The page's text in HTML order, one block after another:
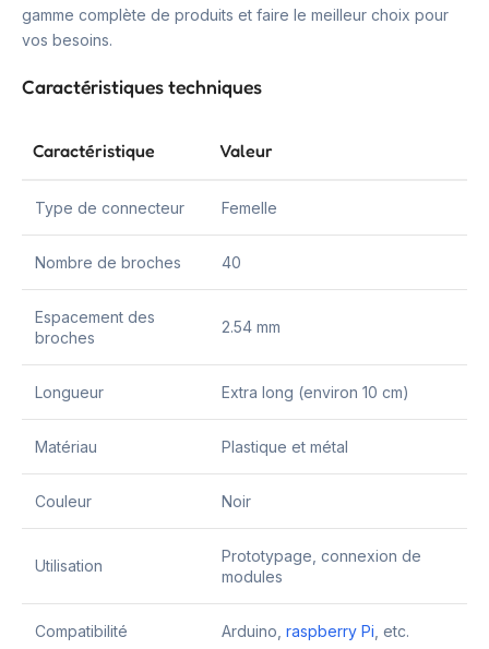
gamme complète de produits et faire le meilleur choix pour
vos besoins.
Caractéristiques techniques
Caractéristique Valeur
Type de connecteur Femelle
Nombre de broches 40
Espacement des
broches
2.54 mm
Longueur Extra long (environ 10 cm)
Matériau Plastique et métal
Couleur Noir
Utilisation
Prototypage, connexion de
modules
Compatibilité Arduino, raspberry Pi , etc.